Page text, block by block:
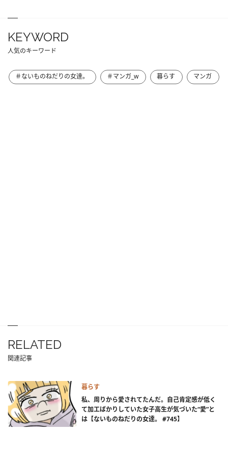
KEYWORD
人気のキーワード
＃ないものねだりの女達。 ＃マンガ_w 暮らす マンガ
RELATED
関連記事
暮らす
私、周りから愛されてたんだ。自己肯定感が低く
て加工ばかりしていた女子高生が気づいた“愛”と
は【ないものねだりの女達。 #745】